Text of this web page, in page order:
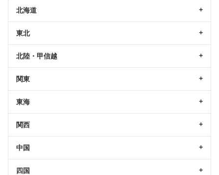
北海道
東北
北陸・甲信越
関東
東海
関西
中国
四国